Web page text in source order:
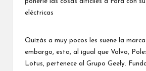
Quizás a muy pocos les suene la marca
embargo, esta, al igual que Volvo,
Lotus, pertenece al Grupo Geely.